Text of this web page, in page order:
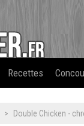
Recettes
Double Chicken -